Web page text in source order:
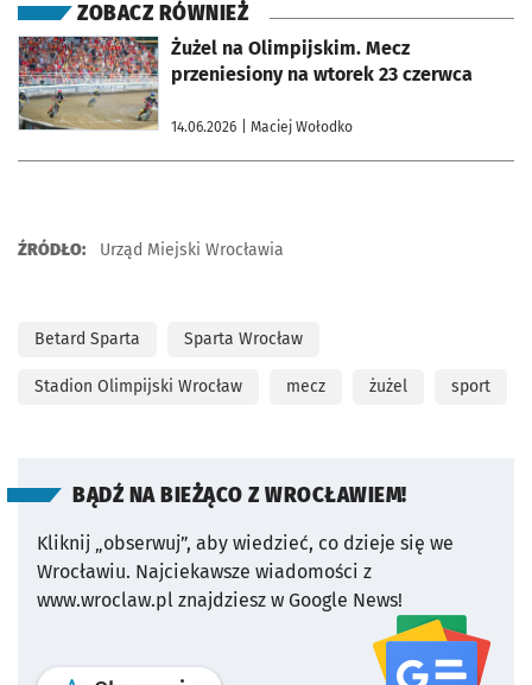
ZOBACZ RÓWNIEŻ
Żużel na Olimpijskim. Mecz
przeniesiony na wtorek 23 czerwca
14.06.2026 | Maciej Wołodko
otworzy się w nowej karcie
ŹRÓDŁO: Urząd Miejski Wrocławia
Betard Sparta Sparta Wrocław
Stadion Olimpijski Wrocław mecz żużel sport
BĄDŹ NA BIEŻĄCO Z WROCŁAWIEM!
Kliknij „obserwuj”, aby wiedzieć, co dzieje się we
Wrocławiu. Najciekawsze wiadomości z
www.wroclaw.pl znajdziesz w Google News!